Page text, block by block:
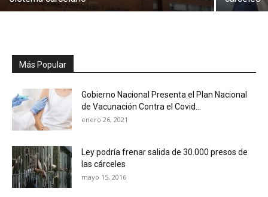
Más Popular
Gobierno Nacional Presenta el Plan Nacional
de Vacunación Contra el Covid...
enero 26, 2021
Ley podría frenar salida de 30.000 presos de
las cárceles
mayo 15, 2016